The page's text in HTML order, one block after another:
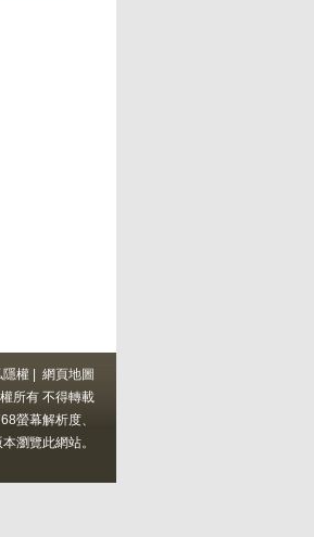
隱權
網頁地圖
所有 不得轉載
螢幕解析度、
瀏覽此網站。